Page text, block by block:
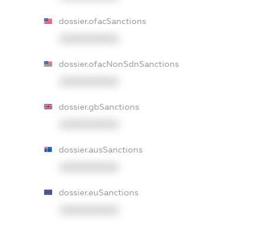
dossier.ofacSanctions
dossier.ofacNonSdnSanctions
dossier.gbSanctions
dossier.ausSanctions
dossier.euSanctions